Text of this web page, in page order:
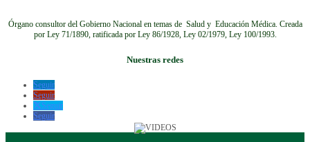
Órgano consultor del Gobierno Nacional en temas de Salud y Educación Médica. Creada
por Ley 71/1890, ratificada por Ley 86/1928, Ley 02/1979, Ley 100/1993.
Nuestras redes
Seguir
Seguir
Seguir
Seguir